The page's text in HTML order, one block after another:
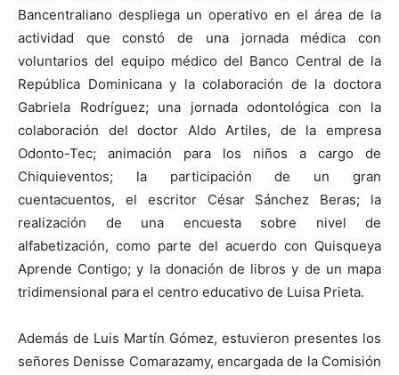
Bancentraliano despliega un operativo en el área de la
actividad que constó de una jornada médica con
voluntarios del equipo médico del Banco Central de la
República Dominicana y la colaboración de la doctora
Gabriela Rodríguez; una jornada odontológica con la
colaboración del doctor Aldo Artiles, de la empresa
Odonto-Tec; animación para los niños a cargo de
Chiquieventos; la participación de un gran
cuentacuentos, el escritor César Sánchez Beras; la
realización de una encuesta sobre nivel de
alfabetización, como parte del acuerdo con Quisqueya
Aprende Contigo; y la donación de libros y de un mapa
tridimensional para el centro educativo de Luisa Prieta.
Además de Luis Martín Gómez, estuvieron presentes los
señores Denisse Comarazamy, encargada de la Comisión